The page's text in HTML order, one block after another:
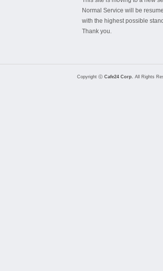
Normal Service will be
with the highest possible
Thank you.
Copyright ⓒ Cafe24 Corp. All Rights